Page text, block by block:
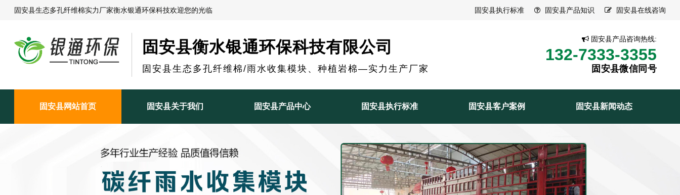
固安县生态多孔纤维棉实力厂家衡水银通环保科技欢迎您的光临 固安县执行标准 固安县产品知识 固安县在线咨询
固安县衡水银通环保科技有限公司
固安县生态多孔纤维棉/雨水收集模块、种植岩棉—实力生产厂家
固安县产品咨询热线:
132-7333-3355
固安县微信同号
固安县网站首页 固安县关于我们 固安县产品中心 固安县执行标准 固安县客户案例 固安县新闻动态